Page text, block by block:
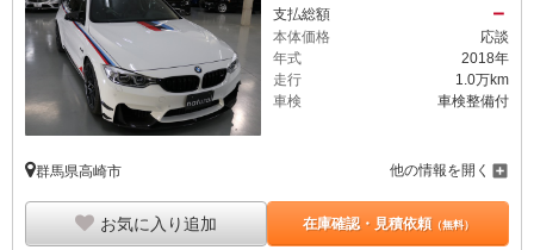
支払総額 －
本体価格
応談
年式
2018年
走行
1.0万km
車検
車検整備付
群馬県高崎市 他の情報を開く
お気に入り追加 在庫確認・見積依頼（無料）